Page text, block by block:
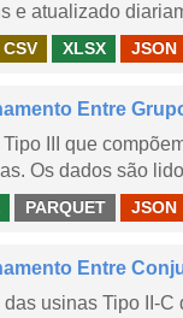
e atualizado
CSV XLSX JSON
Entre
III que
Os dados são
PARQUET JSON
Entre
usinas Tipo II-